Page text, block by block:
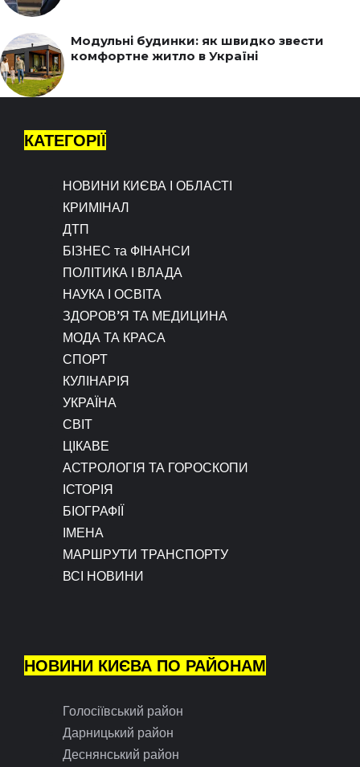
Модульні будинки: як швидко звести
комфортне житло в Україні
КАТЕГОРІЇ
НОВИНИ КИЄВА І ОБЛАСТІ
КРИМІНАЛ
ДТП
БІЗНЕС та ФІНАНСИ
ПОЛІТИКА І ВЛАДА
НАУКА І ОСВІТА
ЗДОРОВ’Я ТА МЕДИЦИНА
МОДА ТА КРАСА
СПОРТ
КУЛІНАРІЯ
УКРАЇНА
СВІТ
ЦІКАВЕ
АСТРОЛОГІЯ ТА ГОРОСКОПИ
ІСТОРІЯ
БІОГРАФІЇ
ІМЕНА
МАРШРУТИ ТРАНСПОРТУ
ВСІ НОВИНИ
НОВИНИ КИЄВА ПО РАЙОНАМ
Голосіївський район
Дарницький район
Деснянський район